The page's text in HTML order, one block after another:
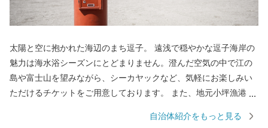
太陽と空に抱かれた海辺のまち逗子。 遠浅で穏やかな逗子海岸の
魅力は海水浴シーズンにとどまりません。澄んだ空気の中で江の
島や富士山を望みながら、シーカヤックなど、気軽にお楽しみい
ただけるチケットをご用意しております。 また、地元小坪漁港で
ド「あかもく」の加工品など、逗子にお越しにならなくても逗子
自治体紹介をもっと見る